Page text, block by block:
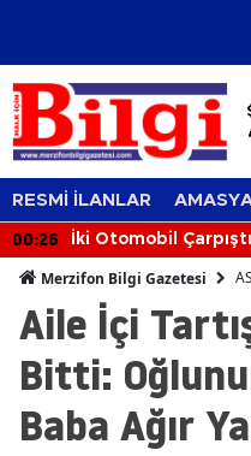
RESMİ İLANLAR
00:26 İki Otomobil
Merzifon Bilgi Gazetesi
Aile İçi
Bitti:
Baba Ağır